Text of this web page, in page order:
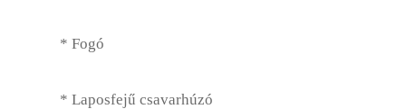
Sziklakert
* Fogó
* Laposfejű csavarhúzó